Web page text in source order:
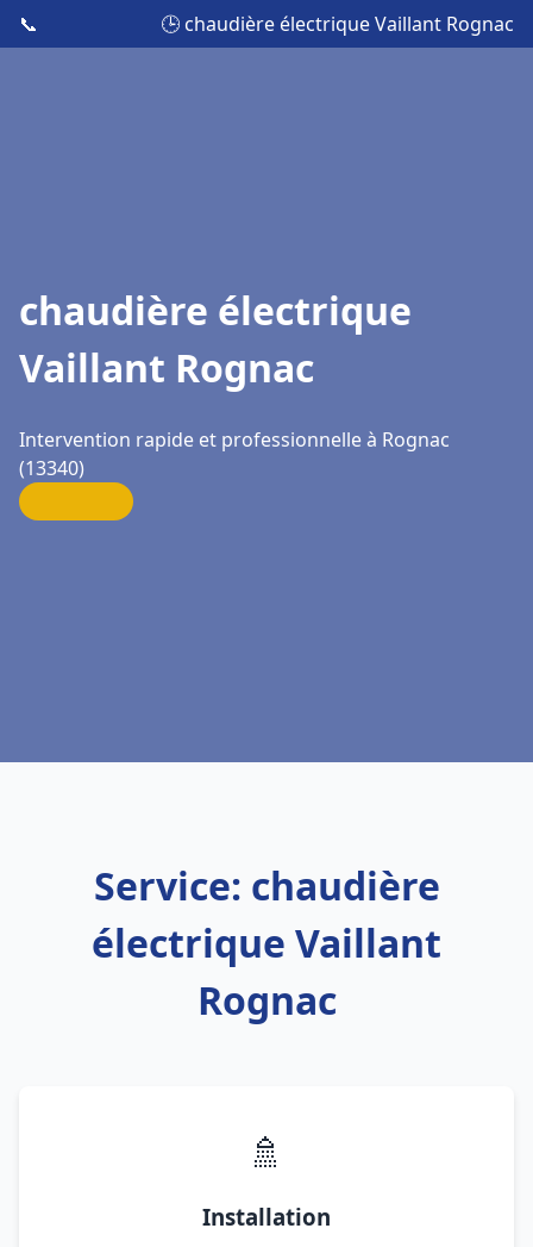
📞 🕒 chaudière électrique Vaillant Rognac
chaudière électrique
Vaillant Rognac
Intervention rapide et professionnelle à Rognac
(13340)
Service: chaudière
électrique Vaillant
Rognac
🚿
Installation